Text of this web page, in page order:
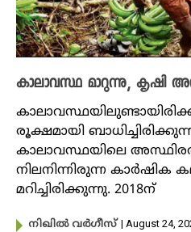
കാലാവസ്ഥ മാറുന്നു, കൃഷി
രൂക്ഷമായി
കാലാവസ്ഥയിലെ
നിലനിന്നിരുന്ന കാർഷിക
മറിച്ചിരിക്കുന്നു. 2018ന്
നിഖില്‍ വര്‍ഗീസ്‌ | August 24,